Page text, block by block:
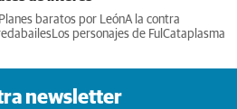
Planes baratos por LeónA la contra
Los personajes de Ful Cataplasma
newsletter